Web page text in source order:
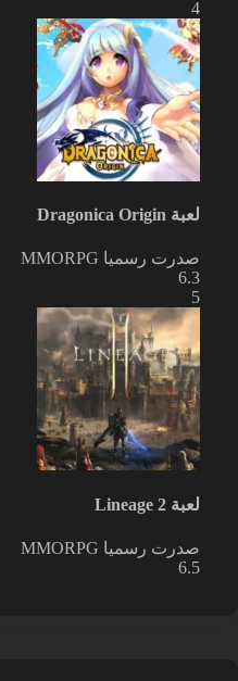
4
لعبة Dragonica Origin
صدرت رسميا MMORPG
6.3
5
لعبة Lineage 2
صدرت رسميا MMORPG
6.5